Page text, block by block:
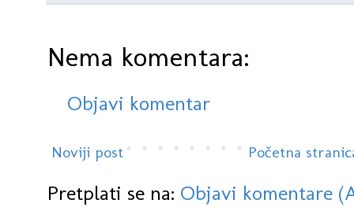
Nema komentara:
Objavi komentar
Noviji post Početna
Pretplati se na: Objavi komentare